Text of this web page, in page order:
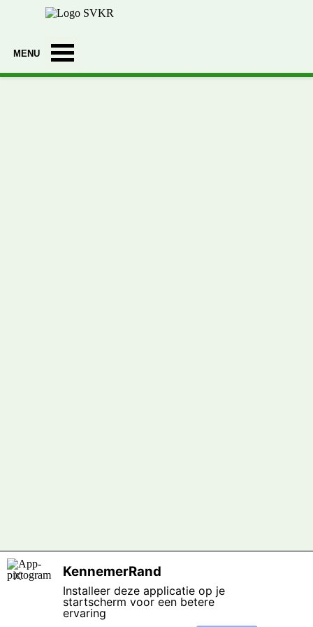
Ga naar de inhoud
KennemerRand
Installeer deze applicatie op je
startscherm voor een betere
ervaring
X